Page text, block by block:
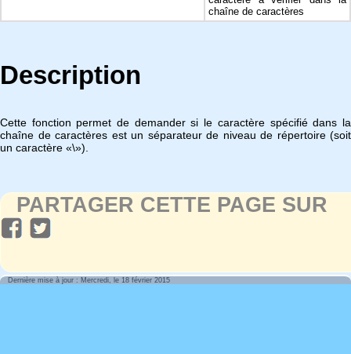
chaîne de caractères
Description
Cette fonction permet de demander si le caractère spécifié dans la
chaîne de caractères est un séparateur de niveau de répertoire (soit
un caractère «\»).
PARTAGER CETTE PAGE SUR
Dernière mise à jour : Mercredi, le 18 février 2015